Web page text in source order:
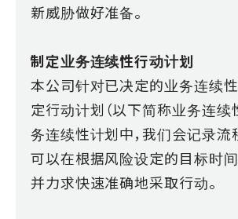
新威胁做好准备。
制定业务连续性行动计划
本公司针对已决定的业务连续
定行动计划（以下简称业务连续
务连续性计划中，我们会记录流
可以在根据风险设定的目标时间
并力求快速准确地采取行动。